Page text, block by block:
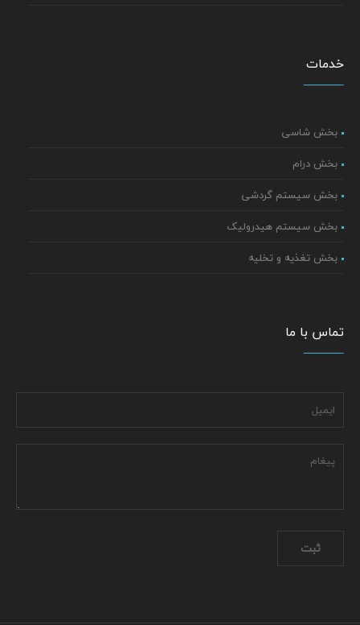
خدمات
بخش شاسی
بخش درام
بخش سیستم گردشی
بخش سیستم هیدرولیک
بخش تغذیه و تخلیه
تماس با ما